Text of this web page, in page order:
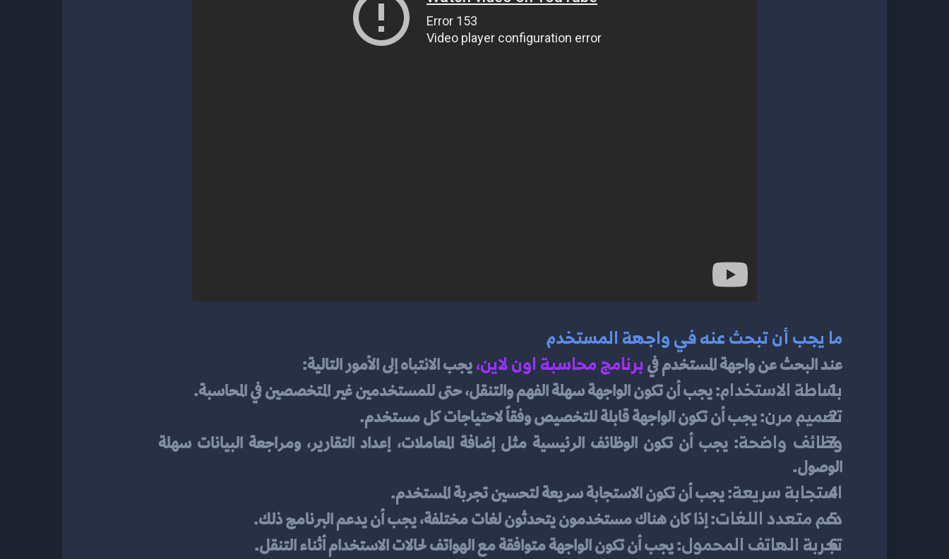
ما يجب أن تبحث عنه في واجهة المستخدم
عند البحث عن واجهة المستخدم في برنامج محاسبة اون لاين، يجب الانتباه إلى الأمور التالية:
بساطة الاستخدام: يجب أن تكون الواجهة سهلة الفهم والتنقل، حتى للمستخدمين غير المتخصصين في المحاسبة.
تصميم مرن: يجب أن تكون الواجهة قابلة للتخصيص وفقاً لاحتياجات كل مستخدم.
وظائف واضحة
الوصول.
استجابة سريعة: يجب أن تكون الاستجابة سريعة لتحسين تجربة المستخدم.
دعم متعدد اللغات: إذا كان هناك مستخدمون يتحدثون لغات مختلفة، يجب أن يدعم البرنامج ذلك.
تجربة الهاتف المحمول: يجب أن تكون الواجهة متوافقة مع الهواتف لحالات الاستخدام أثناء التنقل.